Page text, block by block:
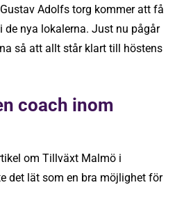
Adolfs torg kommer att få
de nya lokalerna. Just nu pågår
så att allt står klart till höstens
coach inom
om Tillväxt Malmö i
det lät som en bra möjlighet för